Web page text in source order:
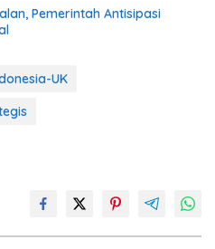
Pemerintah Antisipasi
UK